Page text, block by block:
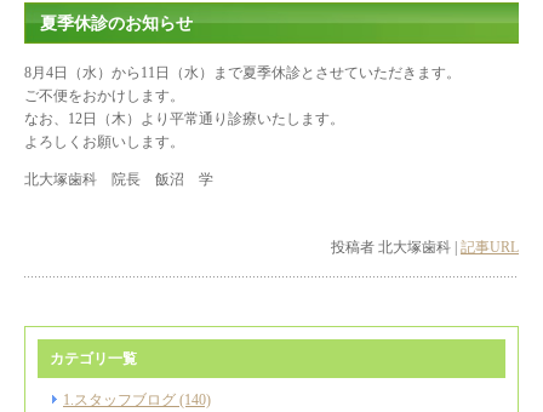
夏季休診のお知らせ
8月4日（水）から11日（水）まで夏季休診とさせていただきます。
ご不便をおかけします。
なお、12日（木）より平常通り診療いたします。
よろしくお願いします。
北大塚歯科 院長 飯沼 学
投稿者 北大塚歯科 | 記事URL
カテゴリ一覧
1.スタッフブログ (140)